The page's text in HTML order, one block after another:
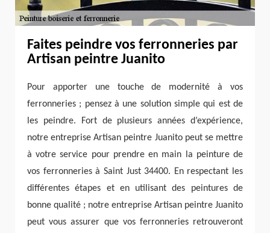
Faites peindre vos ferronneries par
Artisan peintre Juanito
Pour apporter une touche de modernité à vos
ferronneries ; pensez à une solution simple qui est de
les peindre. Fort de plusieurs années d’expérience,
notre entreprise Artisan peintre Juanito peut se mettre
à votre service pour prendre en main la peinture de
vos ferronneries à Saint Just 34400. En respectant les
différentes étapes et en utilisant des peintures de
bonne qualité ; notre entreprise Artisan peintre Juanito
peut vous assurer que vos ferronneries retrouveront